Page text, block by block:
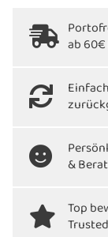
ab 60€
&
Top